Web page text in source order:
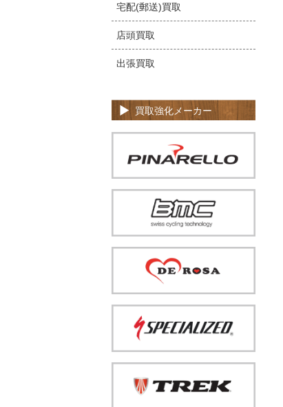
宅配(郵送)買取
店頭買取
出張買取
買取強化メーカー